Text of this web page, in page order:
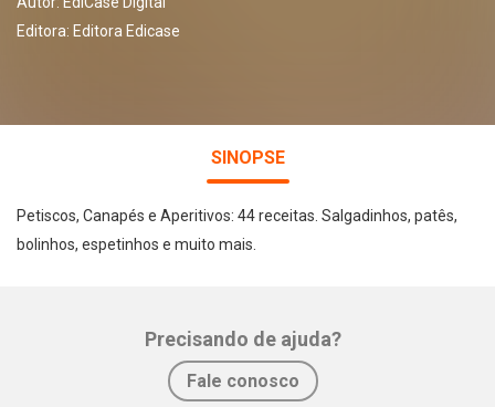
Editora: Editora Edicase
SINOPSE
Petiscos, Canapés e Aperitivos: 44 receitas. Salgadinhos, patês,
bolinhos, espetinhos e muito mais.
Precisando de ajuda?
Fale conosco
Facebook Twitter